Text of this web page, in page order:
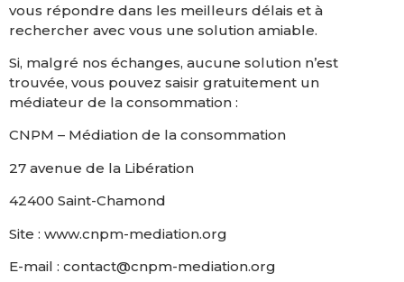
vous répondre dans les meilleurs délais et à
rechercher avec vous une solution amiable.
Si, malgré nos échanges, aucune solution n’est
trouvée, vous pouvez saisir gratuitement un
médiateur de la consommation :
CNPM – Médiation de la consommation
27 avenue de la Libération
42400 Saint-Chamond
Site : www.cnpm-mediation.org
E-mail : contact@cnpm-mediation.org